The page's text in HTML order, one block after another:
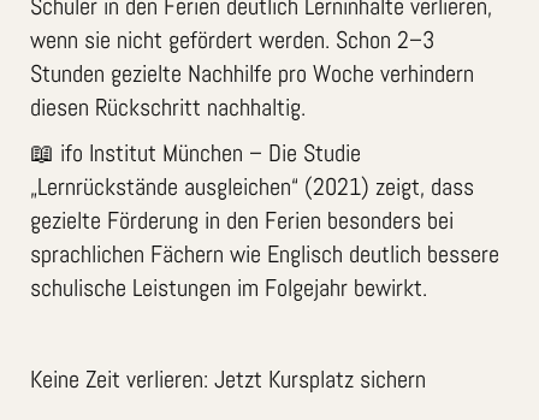
wenn sie nicht gefördert werden. Schon 2–3
Stunden gezielte Nachhilfe pro Woche verhindern
diesen Rückschritt nachhaltig.
📖 ifo Institut München – Die Studie
„Lernrückstände ausgleichen“ (2021) zeigt, dass
gezielte Förderung in den Ferien besonders bei
sprachlichen Fächern wie Englisch deutlich bessere
schulische Leistungen im Folgejahr bewirkt.
Keine Zeit verlieren: Jetzt Kursplatz sichern